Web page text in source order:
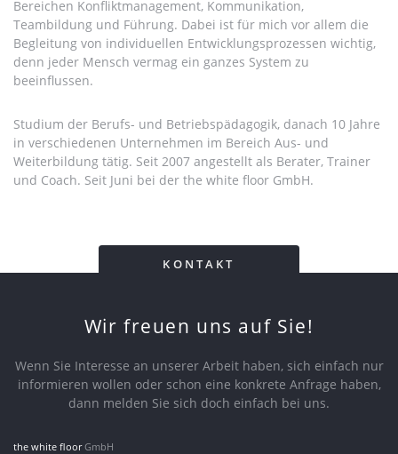
Bereichen Konfliktmanagement, Kommunikation,
Teambildung und Führung. Dabei ist für mich vor allem die
Begleitung von individuellen Entwicklungsprozessen wichtig,
denn jeder Mensch vermag ein ganzes System zu
beeinflussen.
Studium der Berufs- und Betriebspädagogik, danach 10 Jahre
in verschiedenen Unternehmen im Bereich Aus- und
Weiterbildung tätig. Seit 2007 angestellt als Berater, Trainer
und Coach. Seit Juni bei der the white floor GmbH.
KONTAKT
Wir freuen uns auf Sie!
Wenn Sie Interesse an unserer Arbeit haben, sich einfach nur
informieren wollen oder schon eine konkrete Anfrage haben,
dann melden Sie sich doch einfach bei uns.
the white floorGmbH